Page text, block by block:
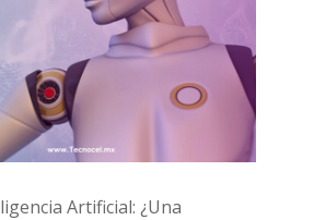
Artificial: ¿Una